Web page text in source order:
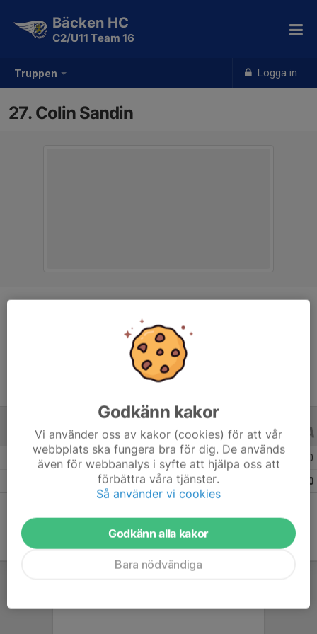
Truppen Logga in
Bäcken HC
C2/U11 Team 16
27. Colin Sandin
9 år
ALLA SERIER ALLA ÅR
Säsongen 25/26 0
0
Godkänn kakor
Vi använder oss av kakor (cookies) för att vår
webbplats ska fungera bra för dig. De används
även för webbanalys i syfte att hjälpa oss att
förbättra våra tjänster.
Så använder vi cookies
Godkänn alla kakor
Bara nödvändiga